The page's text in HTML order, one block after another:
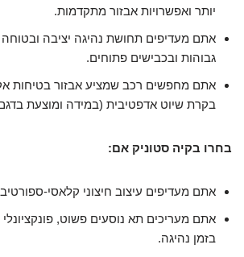
יותר ואפשרויות אבזור מתקדמות.
אתם מעדיפים תחושת נהיגה יציבה ובטוחה
גבוהות ובכבישים פתוחים.
אתם מחפשים רכב שמציע אבזור בטיחות
בקרת שיוט אדפטיבית (במידה ומוצעת
בחרו בקיה סטוניק אם:
אתם מעדיפים עיצוב חיצוני קלאסי-
אתם מעריכים תא נוסעים פשוט,
בזמן נהיגה.